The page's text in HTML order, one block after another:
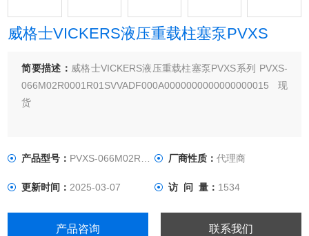
威格士VICKERS液压重载柱塞泵PVXS
简要描述： 威格士VICKERS液压重载柱塞泵PVXS系列 PVXS-
066M02R0001R01SVVADF000A0000000000000000015现
货
产品型号： PVXS-066M02R0001R01SVVADF 厂商性质： 代理商
更新时间：2025-03-07 访 问 量： 1534
产品咨询 联系我们